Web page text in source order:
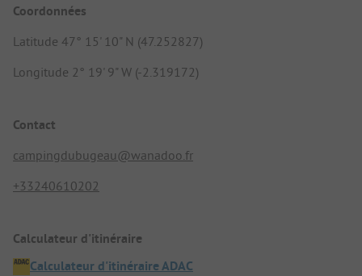
Coordonnées
Latitude 47° 15' 10" N (47.252827)
Longitude 2° 19' 9" W (-2.319172)
Contact
campingdubugeau@wanadoo.fr
+33240610202
Calculateur d'itinéraire
Calculateur d'itinéraire ADAC